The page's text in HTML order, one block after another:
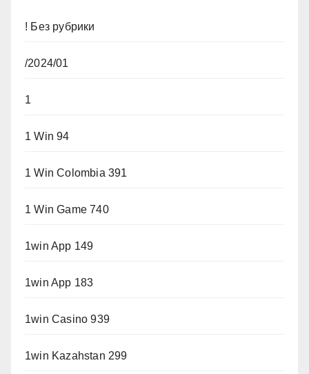
! Без рубрики
/2024/01
1
1 Win 94
1 Win Colombia 391
1 Win Game 740
1win App 149
1win App 183
1win Casino 939
1win Kazahstan 299